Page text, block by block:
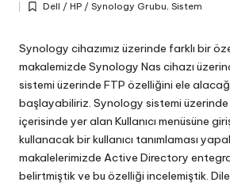
byPosted
Dell / HP / Synology Grubu, Sistem
Synology cihazımız üzerinde farklı bir
makalemizde Synology Nas cihazı
sistemi üzerinde FTP özelliğini ele
başlayabiliriz. Synology sistemi üzerinde
içerisinde yer alan Kullanıcı menüsüne
kullanacak bir kullanıcı tanımlaması
makalelerimizde Active Directory
belirtmiştik ve bu özelliği incelemiştik.